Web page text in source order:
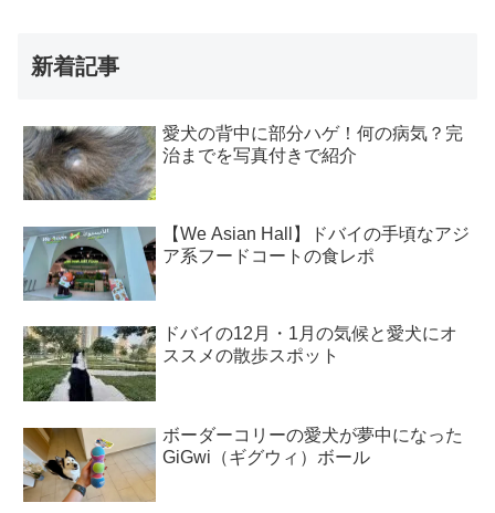
新着記事
愛犬の背中に部分ハゲ！何の病気？完
治までを写真付きで紹介
【We Asian Hall】ドバイの手頃なアジ
ア系フードコートの食レポ
ドバイの12月・1月の気候と愛犬にオ
ススメの散歩スポット
ボーダーコリーの愛犬が夢中になった
GiGwi（ギグウィ）ボール